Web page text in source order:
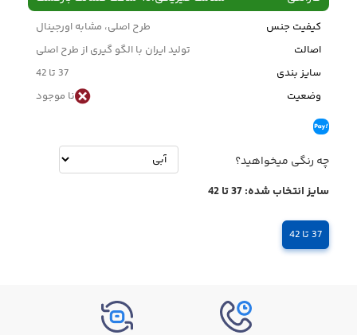
کیفیت جنس
طرح اصلی، مشابه اورجینال
اصالت
تولید ایران با الگو گیری از طرح اصلی
سایز بندی
37 تا 42
وضعیت
نا موجود
چه رنگی میخواهید؟
سایز انتخاب شده:37 تا 42
37 تا 42